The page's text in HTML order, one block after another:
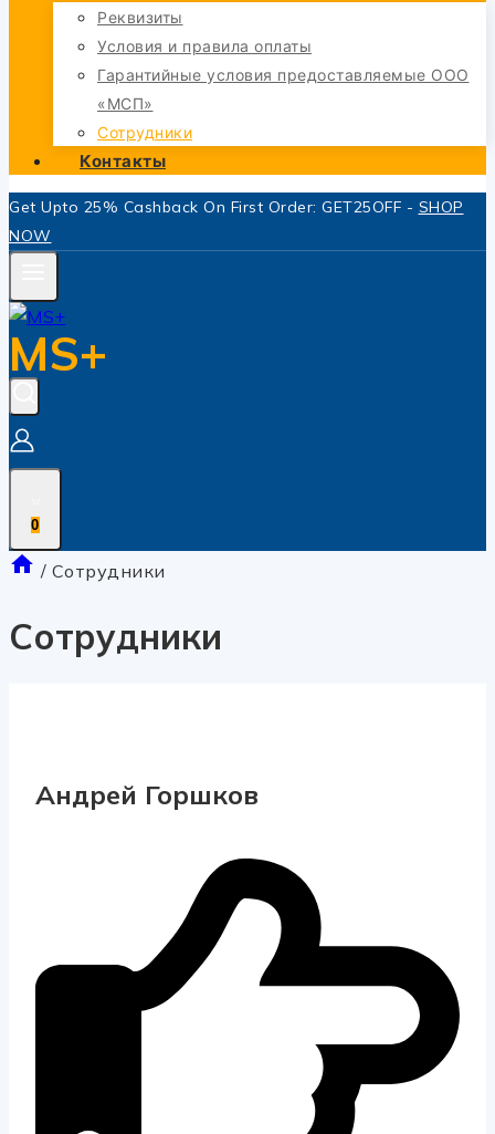
Реквизиты
Условия и правила оплаты
Гарантийные условия предоставляемые ООО
«МСП»
Сотрудники
Контакты
Get Upto 25% Cashback On First Order: GET25OFF - SHOP
NOW
MS+
0
/ Сотрудники
Сотрудники
Андрей Горшков